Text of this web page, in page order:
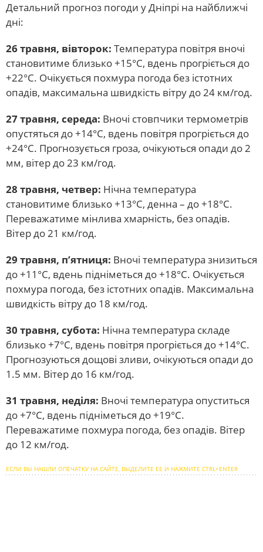
Детальний прогноз погоди у Дніпрі на найближчі
дні:
26 травня, вівторок: Температура повітря вночі
становитиме близько +15°С, вдень прогріється до
+22°С. Очікується похмура погода без істотних
опадів, максимальна швидкість вітру до 24 км/год.
27 травня, середа: Вночі стовпчики термометрів
опустяться до +14°С, вдень повітря прогріється до
+24°С. Прогнозується гроза, очікуються опади до 2
мм, вітер до 23 км/год.
28 травня, четвер: Нічна температура
становитиме близько +13°С, денна – до +18°С.
Переважатиме мінлива хмарність, без опадів.
Вітер до 21 км/год.
29 травня, п’ятниця: Вночі температура знизиться
до +11°С, вдень підніметься до +18°С. Очікується
похмура погода, без істотних опадів. Максимальна
швидкість вітру до 18 км/год.
30 травня, субота: Нічна температура складе
близько +7°С, вдень повітря прогріється до +14°С.
Прогнозуються дощові зливи, очікуються опади до
1.5 мм. Вітер до 16 км/год.
31 травня, неділя: Вночі температура опуститься
до +7°С, вдень підніметься до +19°С.
Переважатиме похмура погода, без опадів. Вітер
до 12 км/год.
ЕСЛИ ВЫ НАШЛИ ОПЕЧАТКУ НА САЙТЕ, ВЫДЕЛИТЕ ЕЕ И НАЖМИТЕ CTRL+ENTER